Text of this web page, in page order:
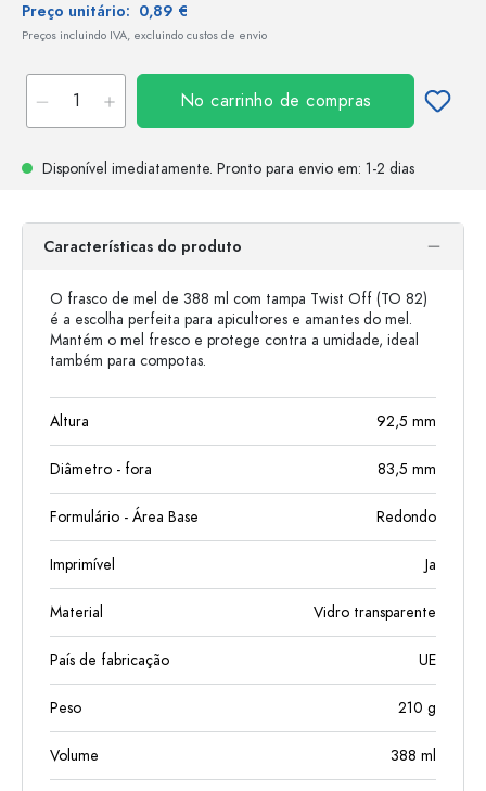
Preço unitário: 0,89 €
Preços incluindo IVA, excluindo custos de envio
No carrinho de compras
Disponível imediatamente. Pronto para envio em: 1-2 dias
Características do produto
O frasco de mel de 388 ml com tampa Twist Off (TO 82)
é a escolha perfeita para apicultores e amantes do mel.
Mantém o mel fresco e protege contra a umidade, ideal
também para compotas.
Altura 92,5 mm
Diâmetro - fora 83,5 mm
Formulário - Área Base Redondo
Imprimível Ja
Material Vidro transparente
País de fabricação UE
Peso 210 g
Volume 388 ml